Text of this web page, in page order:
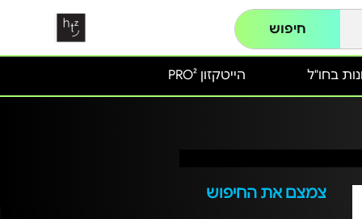
חיפוש
הייטקזון PRO² בחו"ל
צמצם את החיפוש